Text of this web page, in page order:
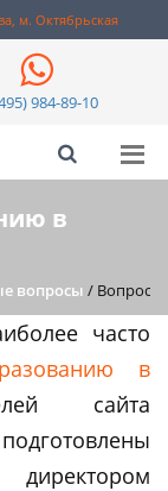
м. Октябрьская
984-89-10
в
вопросы / Вопросы
часто
в
сайта